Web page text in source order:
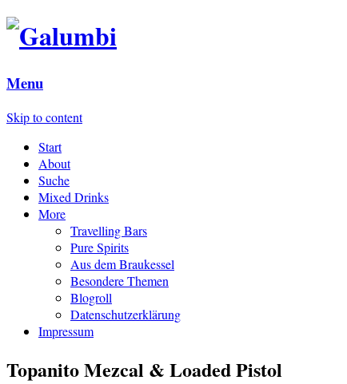
Menu
Skip to content
Start
About
Suche
Mixed Drinks
More
Travelling Bars
Pure Spirits
Aus dem Braukessel
Besondere Themen
Blogroll
Datenschutzerklärung
Impressum
Topanito Mezcal & Loaded Pistol